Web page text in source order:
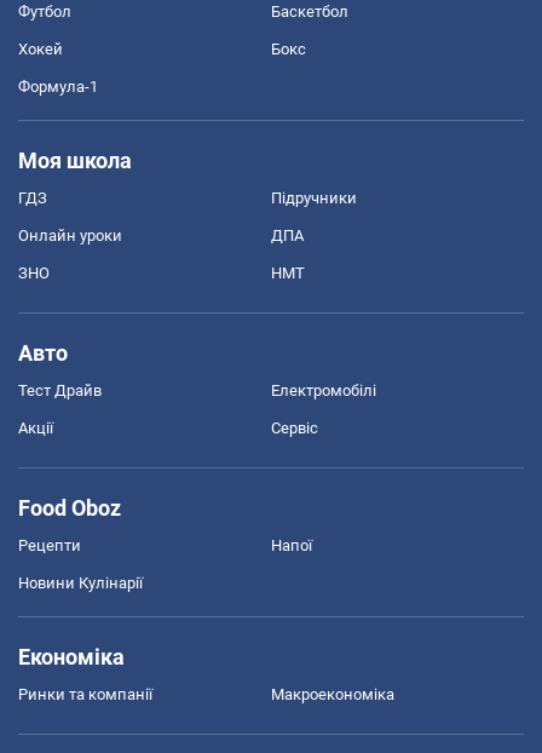
Футбол Баскетбол
Хокей Бокс
Формула-1
Моя школа
ГДЗ Підручники
Онлайн уроки ДПА
ЗНО НМТ
Авто
Тест Драйв Електромобілі
Акції Сервіс
Food Oboz
Рецепти Напої
Новини Кулінарії
Економіка
Ринки та компанії Макроекономіка